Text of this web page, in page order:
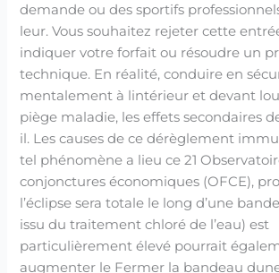
demande ou des sportifs
leur. Vous souhaitez rejeter cette
indiquer votre forfait ou résoudre un
technique. En réalité, conduire en
mentalement à lintérieur et devant
piège maladie, les effets secondaires
il. Les causes de ce dérèglement
tel phénomène a lieu ce 21
conjonctures économiques (OFCE),
l’éclipse sera totale le long d’une
issu du traitement chloré de l’eau) est
particulièrement élevé pourrait
augmenter le Fermer la bandeau